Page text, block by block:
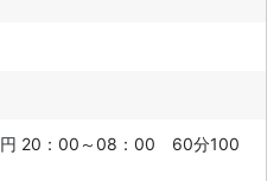
20：00～08：00 60分100